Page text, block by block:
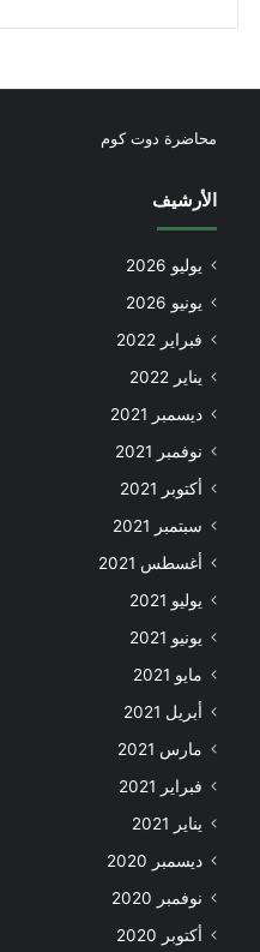
محاضرة دوت كوم
الأرشيف
يوليو 2026
يونيو 2026
فبراير 2022
يناير 2022
ديسمبر 2021
نوفمبر 2021
أكتوبر 2021
سبتمبر 2021
أغسطس 2021
يوليو 2021
يونيو 2021
مايو 2021
أبريل 2021
مارس 2021
فبراير 2021
يناير 2021
ديسمبر 2020
نوفمبر 2020
أكتوبر 2020